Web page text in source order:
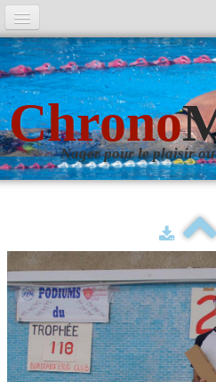
A la Une
Entrainements
La revue
Les numéros
Photos▼
Evènements▼
Livre d'Or
Chrono
Nager pour le plaisir